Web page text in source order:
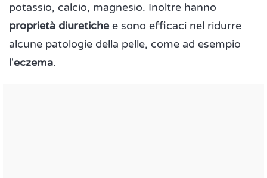
potassio, calcio, magnesio. Inoltre hanno
proprietà diuretichee sono efficaci nel ridurre
alcune patologie della pelle, come ad esempio
l'eczema.